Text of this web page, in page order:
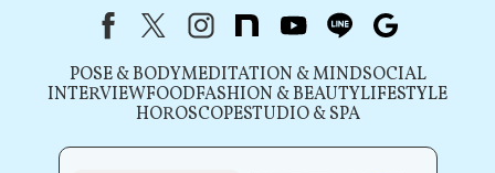
FacebookX（旧Twitter）
instagram
note youtubeline
POSE & BODYMEDITATION & MINDSOCIAL
INTERVIEWFOODFASHION & BEAUTYLIFESTYLE
HOROSCOPESTUDIO & SPA